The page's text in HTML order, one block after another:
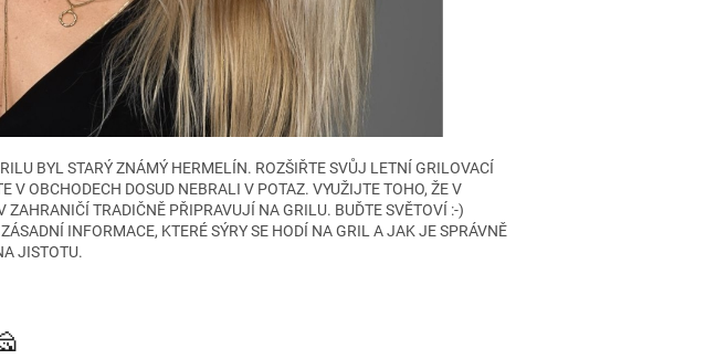
BYL STARÝ ZNÁMÝ HERMELÍN. ROZŠIŘTE SVŮJ LETNÍ GRILOVACÍ
V OBCHODECH DOSUD NEBRALI V POTAZ. VYUŽIJTE TOHO, ŽE V
ZAHRANIČÍ TRADIČNĚ PŘIPRAVUJÍ NA GRILU. BUĎTE SVĚTOVÍ :-)
INFORMACE, KTERÉ SÝRY SE HODÍ NA GRIL A JAK JE SPRÁVNĚ
JISTOTU.